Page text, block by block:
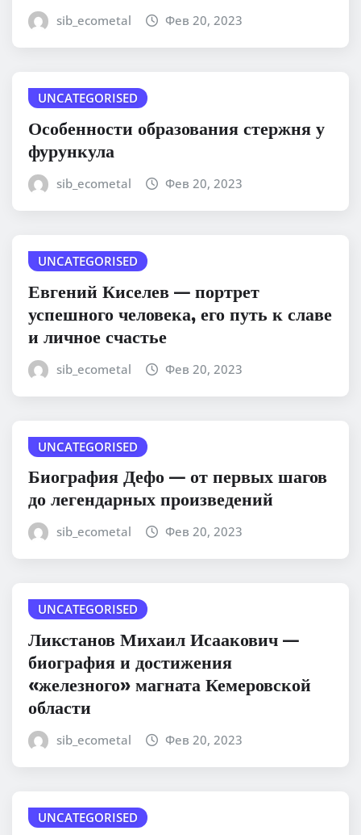
sib_ecometal Фев 20, 2023
UNCATEGORISED
Особенности образования стержня у
фурункула
sib_ecometal Фев 20, 2023
UNCATEGORISED
Евгений Киселев — портрет
успешного человека, его путь к славе
и личное счастье
sib_ecometal Фев 20, 2023
UNCATEGORISED
Биография Дефо — от первых шагов
до легендарных произведений
sib_ecometal Фев 20, 2023
UNCATEGORISED
Ликстанов Михаил Исаакович —
биография и достижения
«железного» магната Кемеровской
области
sib_ecometal Фев 20, 2023
UNCATEGORISED